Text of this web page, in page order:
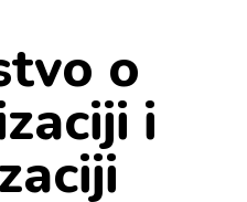
o
i